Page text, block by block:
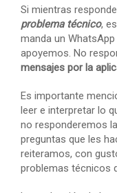
Si mientras
problema técnico,
manda un WhatsApp
apoyemos. No
mensajes por la
Es importante
leer e interpretar lo
no responderemos
preguntas que les
reiteramos, con
problemas técnicos